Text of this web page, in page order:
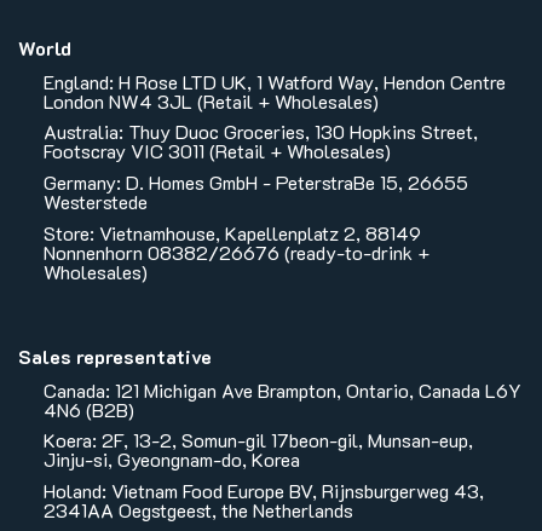
World
England: H Rose LTD UK, 1 Watford Way, Hendon Centre
London NW4 3JL (Retail + Wholesales)
Australia: Thuy Duoc Groceries, 130 Hopkins Street,
Footscray VIC 3011 (Retail + Wholesales)
Germany: D. Homes GmbH - PeterstraBe 15, 26655
Westerstede
Store: Vietnamhouse, Kapellenplatz 2, 88149
Nonnenhorn 08382/26676 (ready-to-drink +
Wholesales)
Sales representative
Canada: 121 Michigan Ave Brampton, Ontario, Canada L6Y
4N6 (B2B)
Koera: 2F, 13-2, Somun-gil 17beon-gil, Munsan-eup,
Jinju-si, Gyeongnam-do, Korea
Holand: Vietnam Food Europe BV, Rijnsburgerweg 43,
2341AA Oegstgeest, the Netherlands